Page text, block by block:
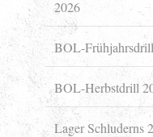
2026
BOL-
BOL-Herbstdrill
Lager Schluderns